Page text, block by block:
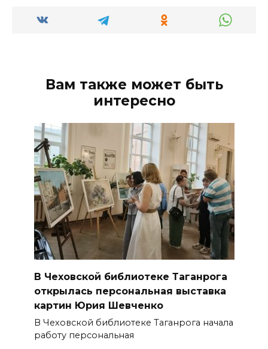
Вам также может быть
интересно
В Чеховской библиотеке Таганрога
открылась персональная выставка
картин Юрия Шевченко
В Чеховской библиотеке Таганрога начала
работу персональная